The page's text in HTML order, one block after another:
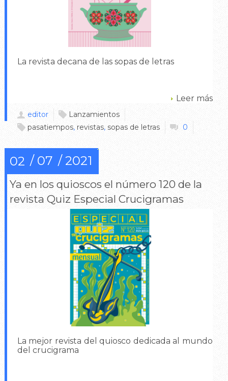
La revista decana de las sopas de letras
Leer más
editor
Lanzamientos
pasatiempos, revistas, sopas de letras 0
02 07 2021
Ya en los quioscos el número 120 de la
revista Quiz Especial Crucigramas
La mejor revista del quiosco dedicada al mundo
del crucigrama